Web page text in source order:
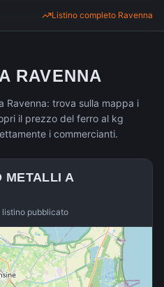
Listino completo Ravenna
RAVENNA
Ravenna: trova sulla mappa i
il prezzo del ferro al kg
i commercianti.
METALLI A
listino pubblicato